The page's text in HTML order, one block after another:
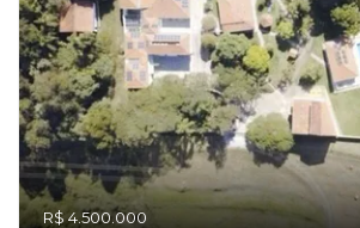
R$ 4.500.000